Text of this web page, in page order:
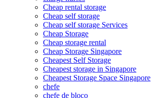
Cheap rental storage
Cheap self storage
Cheap self storage Services
Cheap Storage
Cheap storage rental
Cheap Storage Singapore
Cheapest Self Storage
Cheapest storage in Singapore
Cheapest Storage Space Singapore
chefe
chefe de bloco